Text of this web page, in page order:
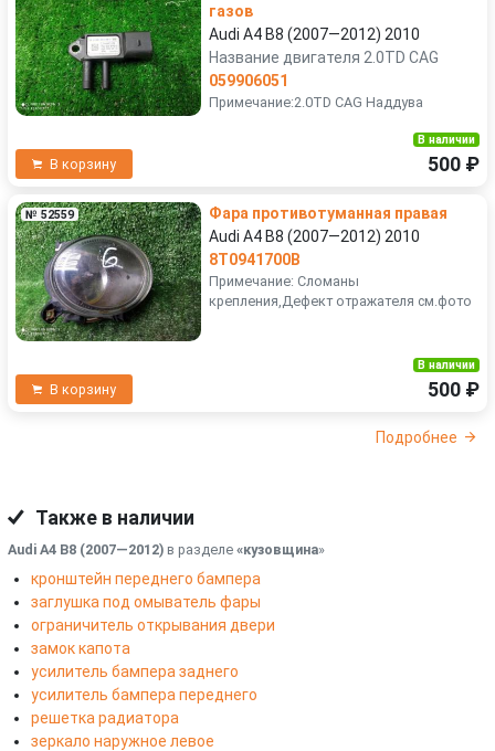
газов
Audi A4 B8 (2007—2012) 2010
Название двигателя 2.0TD CAG
059906051
Примечание:2.0TD CAG Наддува
В корзину
В наличии
500 ₽
№ 52559
Фара противотуманная правая
Audi A4 B8 (2007—2012) 2010
8T0941700B
Примечание: Сломаны
крепления,Дефект отражателя см.фото
В корзину
В наличии
500 ₽
Подробнее
Также в наличии
Audi A4 B8 (2007—2012) в разделе «кузовщина»
кронштейн переднего бампера
заглушка под омыватель фары
ограничитель открывания двери
замок капота
усилитель бампера заднего
усилитель бампера переднего
решетка радиатора
зеркало наружное левое